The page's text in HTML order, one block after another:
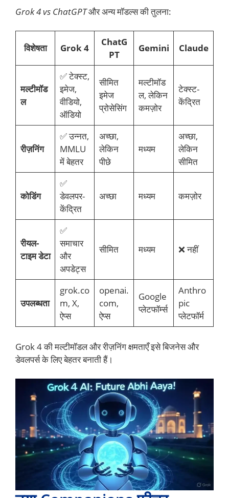
Grok 4 vs ChatGPTऔर अन्य मॉडल्स की तुलना:
विशेषता Grok 4
ChatG
PT
Gemini Claude
मल्टीमॉड
ल
✅ टेक्स्ट,
इमेज,
वीडियो,
ऑडियो
सीमित
इमेज
प्रोसेसिंग
मल्टीमॉड
ल, लेकिन
कमज़ोर
टेक्स्ट-
केंद्रित
रीज़निंग
✅ उन्नत,
MMLU
में बेहतर
अच्छा,
लेकिन
पीछे
मध्यम
अच्छा,
लेकिन
सीमित
कोडिंग
✅
डेवलपर-
केंद्रित
अच्छा मध्यम कमज़ोर
रीयल-
टाइम डेटा
✅
समाचार
और
अपडेट्स
सीमित मध्यम ❌ नहीं
उपलब्धता
grok.co
m, X,
ऐप्स
openai.
com,
ऐप्स
Google
प्लेटफॉर्म्स
Anthro
pic
प्लेटफॉर्म
Grok 4 की मल्टीमॉडल और रीज़निंग क्षमताएँ इसे बिजनेस और
डेवलपर्स के लिए बेहतर बनाती हैं।